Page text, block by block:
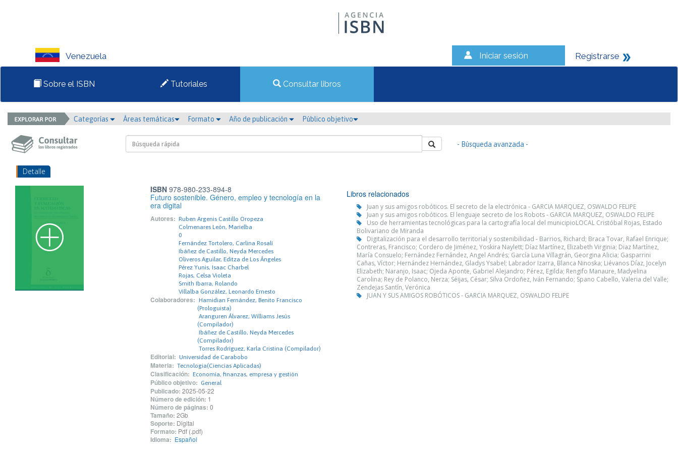
Venezuela Iniciar sesión Registrarse
Sobre el ISBN Tutoriales Consultar libros
Categorías Áreas temáticas Formato Año de publicación Público objetivo
- Búsqueda avanzada -
Detalle
ISBN978-980-233-894-8
Futuro sostenible. Género, empleo y tecnología en la
era digital
Autores: Ruben Argenis Castillo Oropeza
Colmenares León, Marielba
0
Fernández Tortolero, Carlina Rosalí
Ibáñez de Castillo, Neyda Mercedes
Oliveros Aguilar, Editza de Los Ángeles
Pérez Yunis, Isaac Charbel
Rojas, Celsa Violeta
Smith Ibarra, Rolando
Villalba González, Leonardo Ernesto
Colaboradores: Hamidian Fernández, Benito Francisco
(Prologuista)
Aranguren Álvarez, Williams Jesús
(Compilador)
Ibáñez de Castillo, Neyda Mercedes
(Compilador)
Torres Rodríguez, Karla Cristina (Compilador)
Editorial: Universidad de Carabobo
Materia: Tecnologia(Ciencias Aplicadas)
Clasificación: Economía, finanzas, empresa y gestión
Público objetivo: General
Publicado: 2025-05-22
Número de edición: 1
Número de páginas: 0
Tamaño: 2Gb
Soporte: Digital
Formato: Pdf (.pdf)
Idioma: Español
Libros relacionados
Juan y sus amigos robóticos. El secreto de la electrónica - GARCIA MARQUEZ, OSWALDO FELIPE
Juan y sus amigos robóticos. El lenguaje secreto de los Robots - GARCIA MARQUEZ, OSWALDO FELIPE
Uso de herramientas tecnológicas para la cartografía local del municipioLOCAL Cristóbal Rojas, Estado
Bolivariano de Miranda
Digitalización para el desarrollo territorial y sostenibilidad - Barrios, Richard; Braca Tovar, Rafael Enrique;
Contreras, Francisco; Cordero de Jiménez, Yoskira Naylett; Díaz Martínez, Elizabeth Virginia; Diaz Martínez,
María Consuelo; Fernández Fernández, Angel Andrés; García Luna Villagrán, Georgina Alicia; Gasparrini
Cañas, Víctor; Hernández Hernández, Gladys Ysabel; Labrador Izarra, Blanca Ninoska; Liévanos Díaz, Jocelyn
Elizabeth; Naranjo, Isaac; Ojeda Aponte, Gabriel Alejandro; Pérez, Egilda; Rengifo Manaure, Madyelina
Carolina; Rey de Polanco, Nerza; Séijas, César; Silva Ordoñez, Iván Fernando; Spano Cabello, Valeria del Valle;
Zendejas Santín, Verónica
JUAN Y SUS AMIGOS ROBÓTICOS - GARCIA MARQUEZ, OSWALDO FELIPE